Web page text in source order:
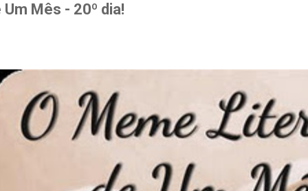
Mês - 20º dia!